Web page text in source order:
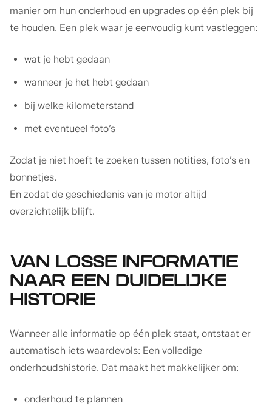
manier om hun onderhoud en upgrades op één plek bij
te houden. Een plek waar je eenvoudig kunt vastleggen:
wat je hebt gedaan
wanneer je het hebt gedaan
bij welke kilometerstand
met eventueel foto’s
Zodat je niet hoeft te zoeken tussen notities, foto’s en
bonnetjes.
En zodat de geschiedenis van je motor altijd
overzichtelijk blijft.
VAN LOSSE INFORMATIE
NAAR EEN DUIDELIJKE
HISTORIE
Wanneer alle informatie op één plek staat, ontstaat er
automatisch iets waardevols: Een volledige
onderhoudshistorie. Dat maakt het makkelijker om:
onderhoud te plannen